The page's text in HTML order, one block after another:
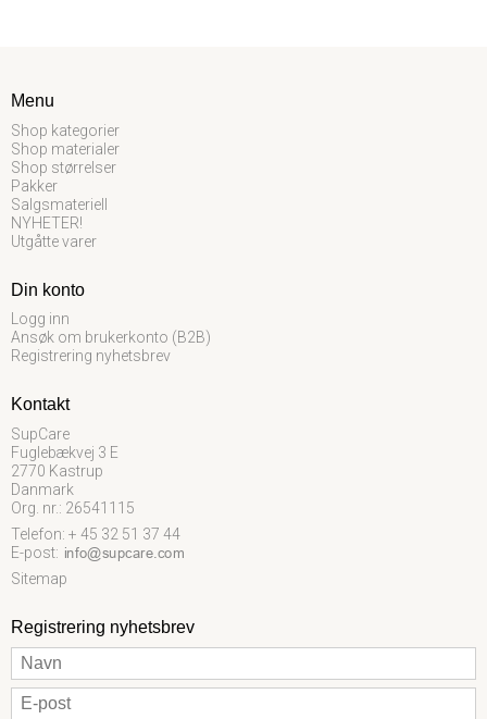
Menu
Shop kategorier
Shop materialer
Shop størrelser
Pakker
Salgsmateriell
NYHETER!
Utgåtte varer
Din konto
Logg inn
Ansøk om brukerkonto (B2B)
Registrering nyhetsbrev
Kontakt
SupCare
Fuglebækvej 3 E
2770 Kastrup
Danmark
Org. nr.: 26541115
Telefon: + 45 32 51 37 44
E-post:
Sitemap
Registrering nyhetsbrev